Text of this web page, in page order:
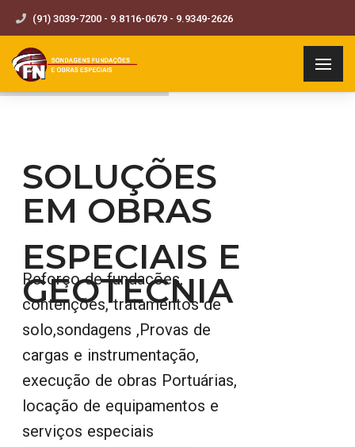
(91) 3039-7200 - 9.8116-0679 - 9.9349-2626
SOLUÇÕES
EM OBRAS
ESPECIAIS E
GEOTECNIA
Reforço de fundações,
contenções, tratamentos de
solo,sondagens ,Provas de
cargas e instrumentação,
execução de obras Portuárias,
locação de equipamentos e
serviços especiais